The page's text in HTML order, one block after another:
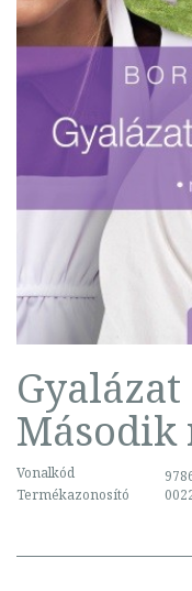
Második
Vonalkód
Termékazonosító